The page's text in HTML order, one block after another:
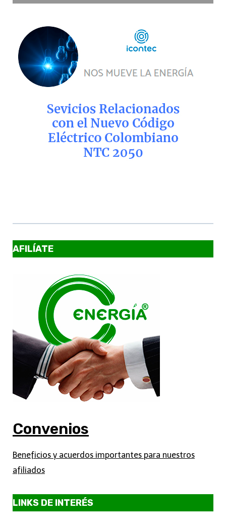
AFILÍATE
Convenios
Beneficios y acuerdos importantes para nuestros
afiliados
LINKS DE INTERÉS